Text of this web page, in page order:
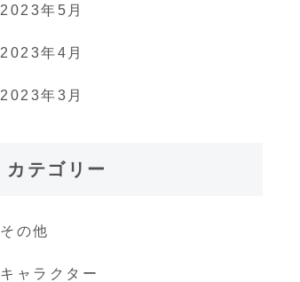
2023年5月
2023年4月
2023年3月
カテゴリー
その他
キャラクター